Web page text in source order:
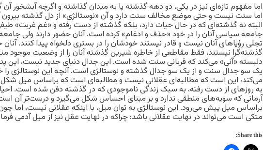
اما مفهوم تازه‌ای نیز در یکی، دو دهه گذشته پا به میدان گذاشته و اگرچه آبشخور
اما سنت نیست و حتی موضع مخالف سنت دارد و آن «نوستالژی» از دل گذشته
البته نه گذشته‌ای که در حال حیات دارد، بلکه گذشته از دست رفته و «غم غربت»
جامعه سیاسی آنان را در خود «حذف و ادغام» کرده است. آنان حضور دارند ولی جامعه
تجلی رؤیاهای آنان نیست و قادر نیستند خودشان را در بستری دلخواه پیدا کنند.
گذشته‌گرا نیستند، فقط مقاطعی از خاطره شیرین گذشته آنان را از وضعیت موجود
دلبسته «آنی» می‌کند که قربانی سنت شده است. این جدال دنیای جدید نیست، این
یک سو جدال سنت و از یک سو جدال گذشته و نوستالژی است. آنچه این نوستالژی را
می‌کند، این است که مطالبه‌ای عقلانی نیست و مطالبه‌ای است که براساس میل شکل
به روزهای از دست رفته، به سبک زندگی ناموجودی که در گذشته دفن شده است.
آرمانی که سویه‌های منطقی ندارد و بر مبنای احساس شکل می‌گیرد و درست‌تر آن
بر‌اساس میل پیش می‌رود. این نوستالژی به توان میل، با اینکه عقلانی نیست، اما
متکی است می‌تواند در نهایت عقلانی باشد؛ چراکه در نهایت عقل نیز از میل آدمی
Share this: